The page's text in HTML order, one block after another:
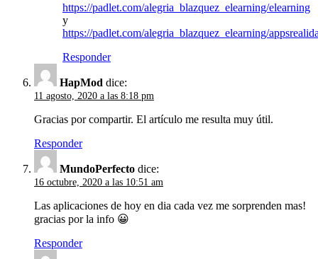
https://padlet.com/alegria_blazquez_elearning/elearning
y
https://padlet.com/alegria_blazquez_elearning/
Responder
HapMod dice:
11 agosto, 2020 a las 8:18 pm
Gracias por compartir. El artículo me resulta muy útil.
Responder
MundoPerfecto dice:
16 octubre, 2020 a las 10:51 am
Las aplicaciones de hoy en dia cada vez me sorprenden mas!
gracias por la info 😀
Responder